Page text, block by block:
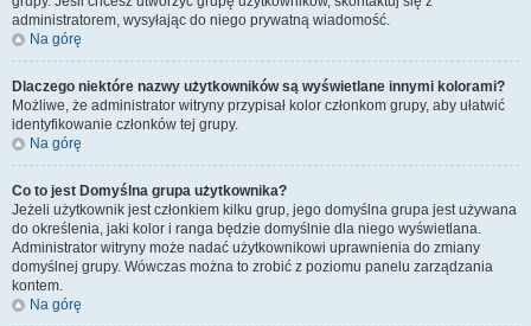
administratorem, wysyłając do niego prywatną wiadomość.
Na górę
Dlaczego niektóre nazwy użytkowników są wyświetlane innymi kolorami?
Możliwe, że administrator witryny przypisał kolor członkom grupy, aby ułatwić
identyfikowanie członków tej grupy.
Na górę
Co to jest Domyślna grupa użytkownika?
Jeżeli użytkownik jest członkiem kilku grup, jego domyślna grupa jest używana
do określenia, jaki kolor i ranga będzie domyślnie dla niego wyświetlana.
Administrator witryny może nadać użytkownikowi uprawnienia do zmiany
domyślnej grupy. Wówczas można to zrobić z poziomu panelu zarządzania
kontem.
Na górę